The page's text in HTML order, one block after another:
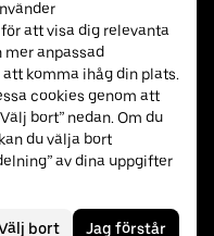
att visa dig relevanta
mer anpassad
komma ihåg din plats.
cookies genom att
bort” nedan. Om du
du välja bort
av dina uppgifter
bort Jag förstår